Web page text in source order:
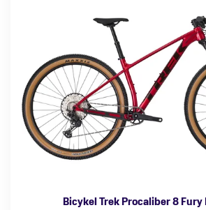
Bicykel Trek Procaliber 8 Fury